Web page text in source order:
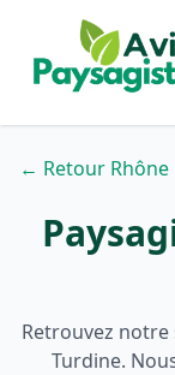
← Retour Rhône
Retrouvez notre
Turdine.